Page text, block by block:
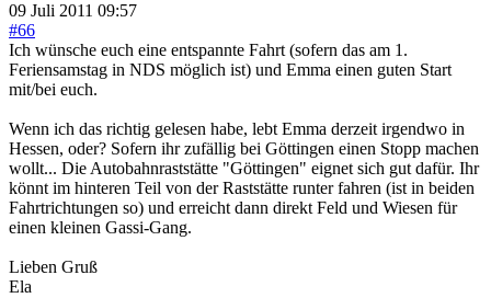
09 Juli 2011 09:57
#66
Ich wünsche euch eine entspannte Fahrt (sofern das am 1.
Feriensamstag in NDS möglich ist) und Emma einen guten Start
mit/bei euch.
Wenn ich das richtig gelesen habe, lebt Emma derzeit irgendwo in
Hessen, oder? Sofern ihr zufällig bei Göttingen einen Stopp machen
wollt... Die Autobahnraststätte "Göttingen" eignet sich gut dafür. Ihr
könnt im hinteren Teil von der Raststätte runter fahren (ist in beiden
Fahrtrichtungen so) und erreicht dann direkt Feld und Wiesen für
einen kleinen Gassi-Gang.
Lieben Gruß
Ela